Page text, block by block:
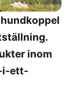
inom
i-ett-